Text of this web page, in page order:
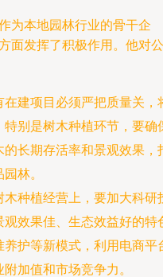
为本地园林行业的骨干企
面发挥了积极作用。他对公
在建项目必须严把质量关，
别是树木种植环节，要确
长期存活率和景观效果，
林。
木种植经营上，要加大科研
效果佳、生态效益好的特
护等新模式，利用电商平
加值和市场竞争力。